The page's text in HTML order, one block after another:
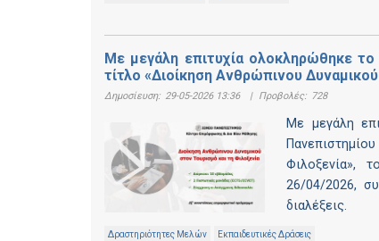
Με μεγάλη επιτυχία ολοκληρώθηκε
τίτλο «Διοίκηση Ανθρώπινου
Δημοσίευση: 29-05-2026 13:36 | Προβολές: 728
Με μεγάλη
Φιλοξενία»,
26/04/2026,
διαλέξεις.
Δραστηριότητες Μελών Εκπαιδευτικές Δράσεις